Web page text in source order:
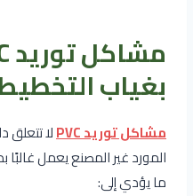
بغياب
مشاكل توريد PVC
لا تتعلق
المورد غير المصنع يعمل
ما يؤدي إلى: